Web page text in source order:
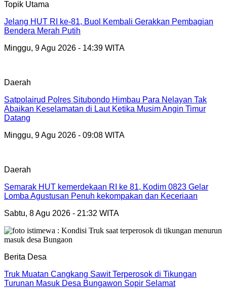
Topik Utama
Jelang HUT RI ke-81, Buol Kembali Gerakkan Pembagian
Bendera Merah Putih
Minggu, 9 Agu 2026 - 14:39 WITA
Daerah
Satpolairud Polres Situbondo Himbau Para Nelayan Tak
Abaikan Keselamatan di Laut Ketika Musim Angin Timur
Datang
Minggu, 9 Agu 2026 - 09:08 WITA
Daerah
Semarak HUT kemerdekaan RI ke 81, Kodim 0823 Gelar
Lomba Agustusan Penuh kekompakan dan Keceriaan
Sabtu, 8 Agu 2026 - 21:32 WITA
Berita Desa
Truk Muatan Cangkang Sawit Terperosok di Tikungan
Turunan Masuk Desa Bungawon Sopir Selamat